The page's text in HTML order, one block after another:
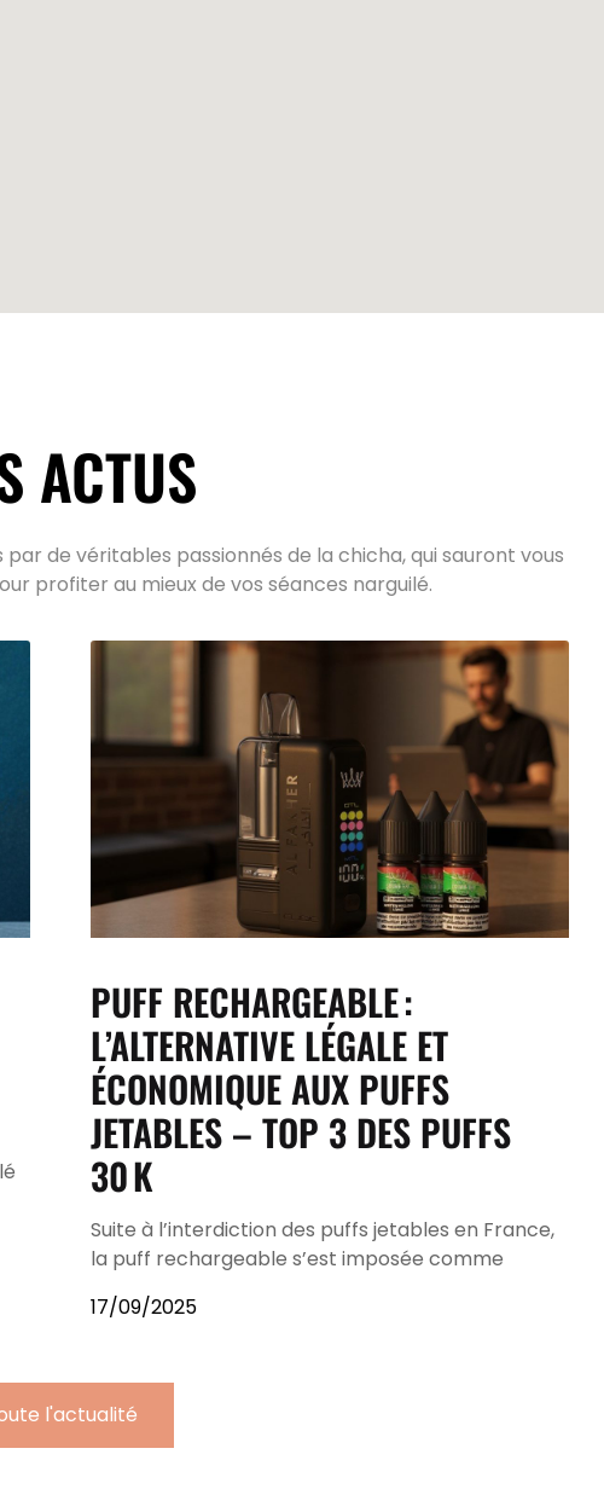
ACTUS
de véritables passionnés de la chicha, qui sauront vous
profiter au mieux de vos séances narguilé.
PUFF RECHARGEABLE :
L’ALTERNATIVE LÉGALE ET
ÉCONOMIQUE AUX PUFFS
JETABLES – TOP 3 DES PUFFS
30 K
Suite à l’interdiction des puffs jetables en France,
la puff rechargeable s’est imposée comme
17/09/2025
l'actualité